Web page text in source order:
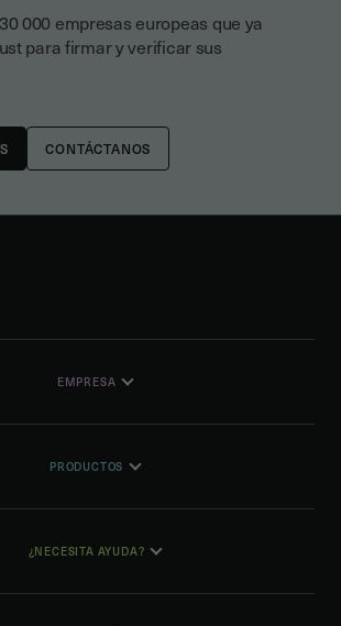
000 empresas europeas que ya
para firmar y verificar sus
CONTÁCTANOS
EMPRESA
PRODUCTOS
¿NECESITA AYUDA?